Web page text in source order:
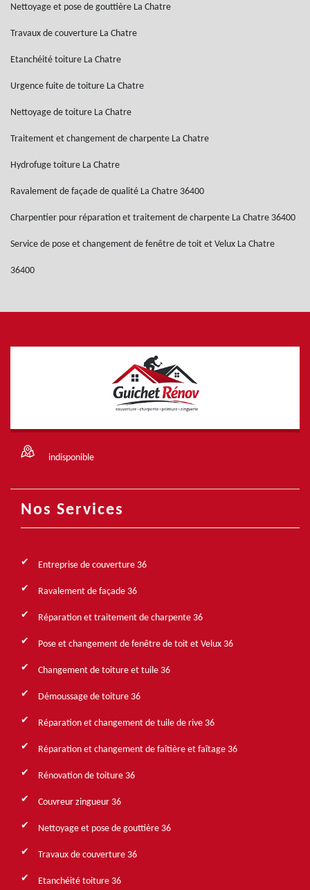
Nettoyage et pose de gouttière La Chatre
Travaux de couverture La Chatre
Etanchéité toiture La Chatre
Urgence fuite de toiture La Chatre
Nettoyage de toiture La Chatre
Traitement et changement de charpente La Chatre
Hydrofuge toiture La Chatre
Ravalement de façade de qualité La Chatre 36400
Charpentier pour réparation et traitement de charpente La Chatre 36400
Service de pose et changement de fenêtre de toit et Velux La Chatre
36400
indisponible
Nos Services
Entreprise de couverture 36
Ravalement de façade 36
Réparation et traitement de charpente 36
Pose et changement de fenêtre de toit et Velux 36
Changement de toiture et tuile 36
Démoussage de toiture 36
Réparation et changement de tuile de rive 36
Réparation et changement de faîtière et faîtage 36
Rénovation de toiture 36
Couvreur zingueur 36
Nettoyage et pose de gouttière 36
Travaux de couverture 36
Etanchéité toiture 36